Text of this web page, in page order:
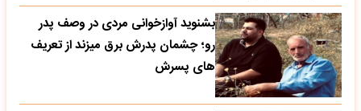
بشنوید آوازخوانی مردی در وصف پدر
رو؛ چشمان پدرش برق میزند از تعریف
های پسرش